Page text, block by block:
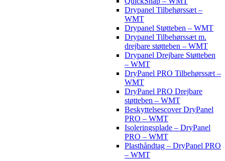
Drypanel Tilbehørssæt –
WMT
Drypanel Støtteben – WMT
Drypanel Tilbehørssæt m.
drejbare støtteben – WMT
Drypanel Drejbare Støtteben
– WMT
DryPanel PRO Tilbehørssæt –
WMT
DryPanel PRO Drejbare
støtteben – WMT
Beskyttelsescover DryPanel
PRO – WMT
Isoleringsplade – DryPanel
PRO – WMT
Plasthåndtag – DryPanel PRO
– WMT